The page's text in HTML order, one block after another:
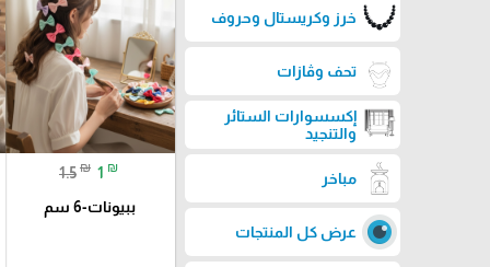
خرز وكريستال وحروف
تحف وڤازات
إكسسوارات الستائر
والتنجيد
مباخر
عرض كل المنتجات
1.5 ₪ 1 ₪
ببيونات-6 سم